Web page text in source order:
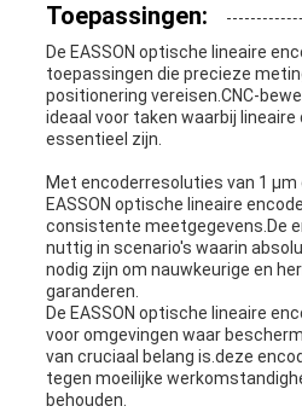
Toepassingen:
De EASSON optische lineaire
toepassingen die precieze
positionering vereisen.CNC-
ideaal voor taken waarbij
essentieel zijn.
Met encoderresoluties van 1 μm
EASSON optische lineaire
consistente meetgegevens.De
nuttig in scenario's waarin
nodig zijn om nauwkeurige en
garanderen.
De EASSON optische lineaire
voor omgevingen waar
van cruciaal belang is.deze
tegen moeilijke
behouden.